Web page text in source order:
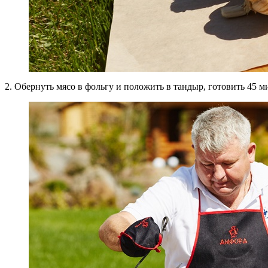
2. Обернуть мясо в фольгу и положить в тандыр, готовить 45